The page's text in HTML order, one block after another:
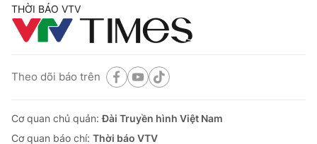
THỜI BÁO VTV
Theo dõi báo trên
Cơ quan chủ quản:Đài Truyền hình Việt Nam
Cơ quan báo chí: Thời báo VTV